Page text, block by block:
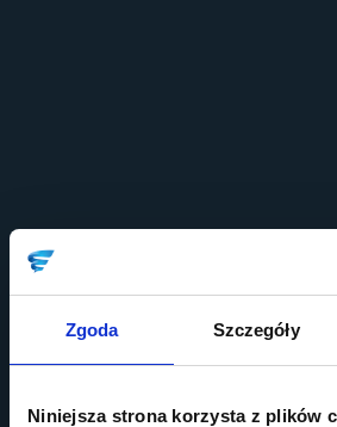
Zgoda Szczegóły
Niniejsza strona korzysta z plików